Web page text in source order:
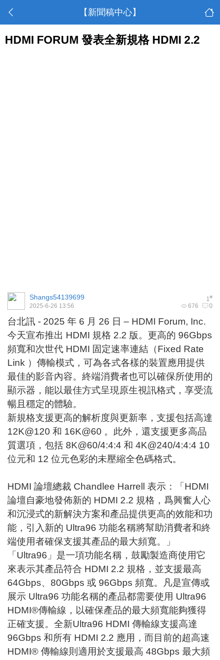
【新聞稿中心】
HDMI FORUM 發表全新規格 HDMI 2.2
1#
Shangs54139699
676 0
2025-6-26 13:56
台北訊 - 2025 年 6 月 26 日 – HDMI Forum, Inc.
今天宣布推出 HDMI 規格 2.2 版。更高的 96Gbps
頻寬和次世代 HDMI 固定速率連結 （Fixed Rate
Link ） 傳輸模式，可為各式各樣的裝置應用提供
最佳的影音內容。終端消費者也可以確保所使用的
顯示器，能以最佳方式呈現原生視訊格式，享受流
暢且穩定的體驗。
新規格支援更高的解析度與更新率，支援包括高達
12K@120 和 16K@60 。此外，還支援更多高品
質選項，包括 8K@60/4:4:4 和 4K@240/4:4:4 10
位元和 12 位元色彩的未壓縮全色碼格式。
HDMI 論壇總裁 Chandlee Harrell 表示：「 HDMI
論壇自豪地發佈新的 HDMI 2.2 規格，爲興奮人心
和沉浸式的新解決方案和產品提供更高的效能和功
能，引入新的 Ultra96 功能名稱將幫助消費者和終
端使用者確保支援其產品的最大頻寬。」
「 Ultra96 」是一項功能名稱，鼓勵製造商使用它
來表示其產品符合 HDMI 2.2 規格，並支援最高
64Gbps、 80Gbps 或 96Gbps 頻寬。凡是宣傳或
展示 Ultra96 功能名稱的產品都需要使用 Ultra96
HDMI®傳輸線，以確保產品的最大頻寬能夠獲得
正確支援。全新Ultra96 HDMI 傳輸線支援高達
96Gbps 和所有 HDMI 2.2 應用，而目前的超高速
HDMI® 傳輸線則適用於支援最高 48Gbps 最大頻